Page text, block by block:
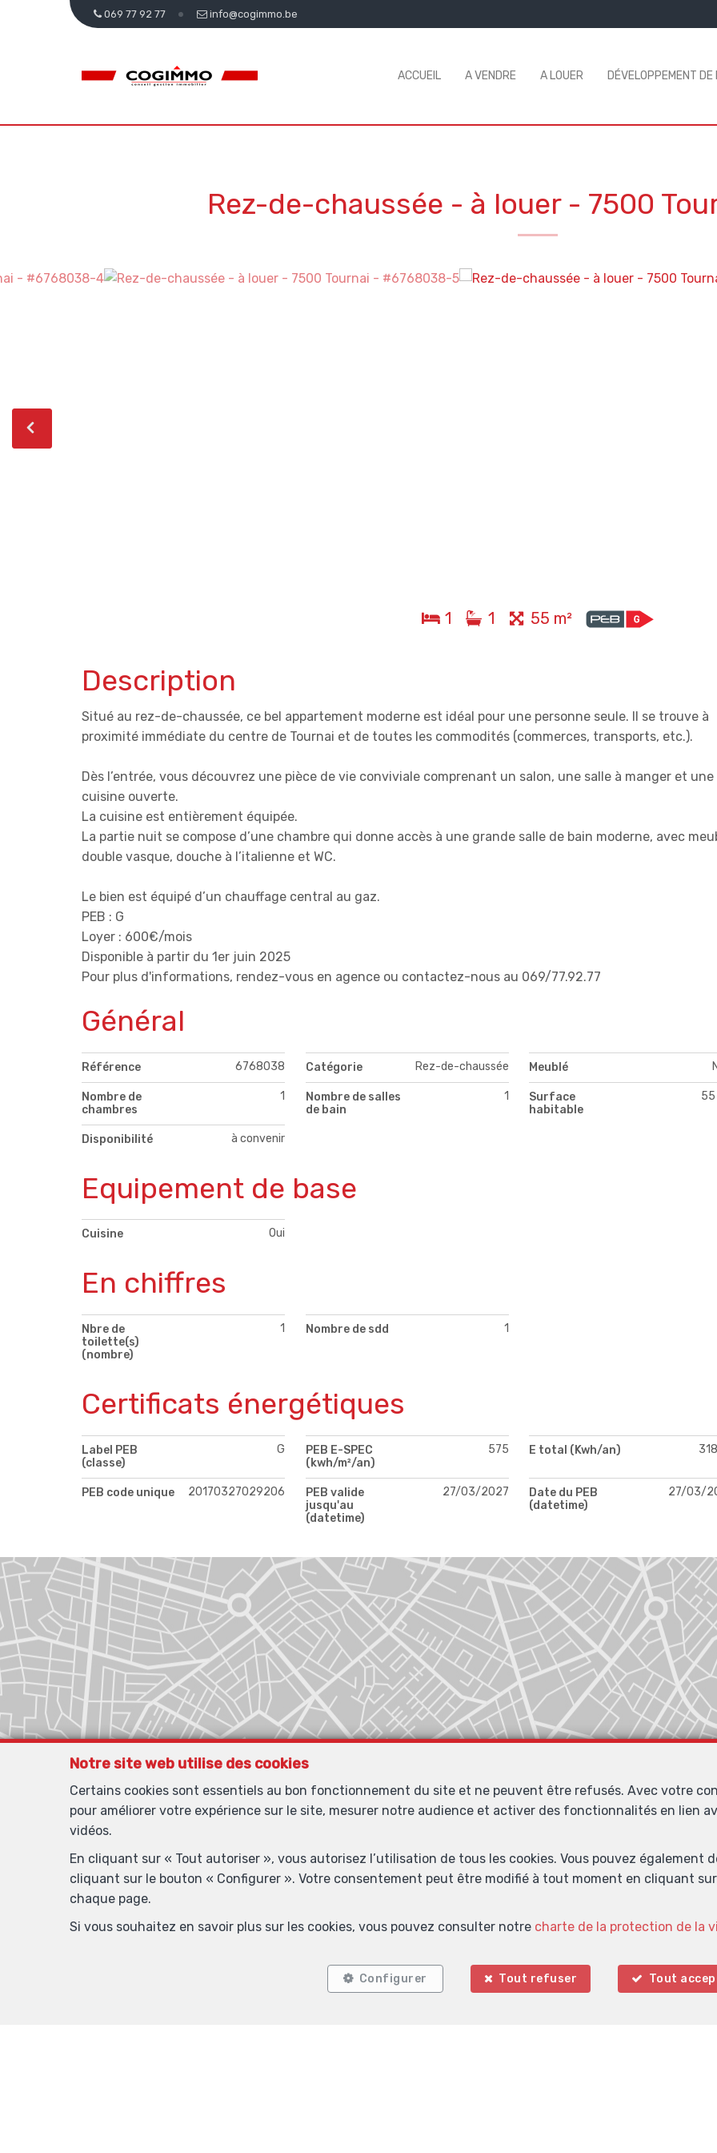
069 77 92 77 info@cogimmo.be
ACCUEIL A VENDRE A LOUER DÉVELOPPEMENT
Rez-de-chaussée - à louer - 7500
1 1 55 m²
Description
Situé au rez-de-chaussée, ce bel appartement moderne est idéal pour une personne seule. Il se trouve à
proximité immédiate du centre de Tournai et de toutes les commodités (commerces, transports, etc.).
Dès l’entrée, vous découvrez une pièce de vie conviviale comprenant un salon, une salle à manger et une
cuisine ouverte.
La cuisine est entièrement équipée.
La partie nuit se compose d’une chambre qui donne accès à une grande salle de bain moderne, avec
double vasque, douche à l’italienne et WC.
Le bien est équipé d’un chauffage central au gaz.
PEB : G
Loyer : 600€/mois
Disponible à partir du 1er juin 2025
Pour plus d'informations, rendez-vous en agence ou contactez-nous au 069/77.92.77
Général
Référence 6768038 Catégorie Rez-de-chaussée Meublé
Nombre de
chambres
1
Nombre de salles
de bain
1
Surface
habitable
55
Disponibilité à convenir
Equipement de base
Cuisine Oui
En chiffres
Nbre de
toilette(s)
(nombre)
1 Nombre de sdd 1
Certificats énergétiques
Label PEB
(classe)
G
PEB E-SPEC
(kwh/m²/an)
575 E total (Kwh/an)
PEB code unique 20170327029206
PEB valide
jusqu'au
(datetime)
27/03/2027
Date du PEB
(datetime)
27/03/
Localiser sur la carte
Notre site web utilise des cookies
Certains cookies sont essentiels au bon fonctionnement du site et ne peuvent être refusés. Avec votre
pour améliorer votre expérience sur le site, mesurer notre audience et activer des fonctionnalités en lien
vidéos.
En cliquant sur « Tout autoriser », vous autorisez l’utilisation de tous les cookies. Vous pouvez également
cliquant sur le bouton « Configurer ». Votre consentement peut être modifié à tout moment en cliquant
chaque page.
Si vous souhaitez en savoir plus sur les cookies, vous pouvez consulter notre charte de la protection de la
Configurer Tout refuser Tout